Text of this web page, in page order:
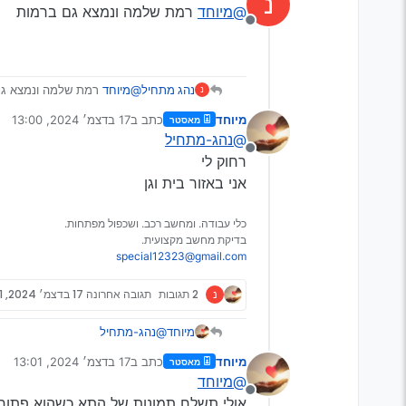
וגם איפה שסימנתי בצד
וגם איפה שסימנתי בצד
מנותק
@מיוחד רמת שלמה ונמצא גם ברמות
נ נהג מתחיל@מיוחד רמת שלמה ונמצא
מנותק
מיוחד מאסטר כתב ב17 בדצמ׳ 2024, 13:00
נערך לאחרונה על ידי
@נהג-מתחיל
רחוק לי
אני באזור בית וגן
כלי עבודה. ומחשב רכב. ושכפול מפתחות.
בדיקת מחשב מקצועית.
special12323@gmail.com
נ 2 תגובות תגובה אחרונה 17 בדצמ׳ 2024, 13:01
מיוחד@נהג-מתחיל
אני באזור בית וגן
מנותק
מיוחד מאסטר כתב ב17 בדצמ׳ 2024, 13:01
נערך לאחרונה על ידי
@מיוחד